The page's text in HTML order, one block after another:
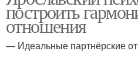
построить
отношения
— Идеальные партнёрские